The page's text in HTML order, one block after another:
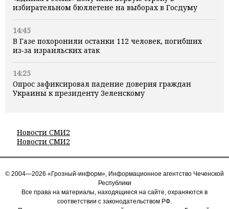
избирательном бюллетене на выборах в Госдуму
14:45
В Газе похоронили останки 112 человек, погибших
из‑за израильских атак
14:25
Опрос зафиксировал падение доверия граждан
Украины к президенту Зеленскому
Новости СМИ2
Новости СМИ2
© 2004—2026 «Грозный-информ», Информационное агентство Чеченской
Республики
Все права на материалы, находящиеся на сайте, охраняются в
соответствии с законодательством РФ.